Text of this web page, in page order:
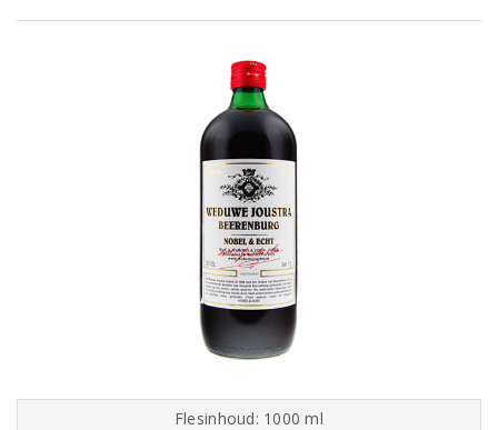
Flesinhoud: 1000 ml